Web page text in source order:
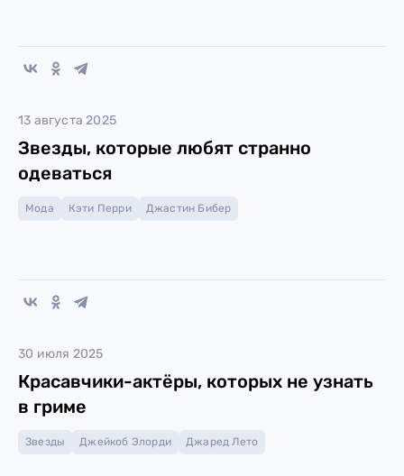
13 августа 2025
Звезды, которые любят странно
одеваться
Мода Кэти Перри Джастин Бибер
30 июля 2025
Красавчики-актёры, которых не узнать
в гриме
Звезды Джейкоб Элорди Джаред Лето